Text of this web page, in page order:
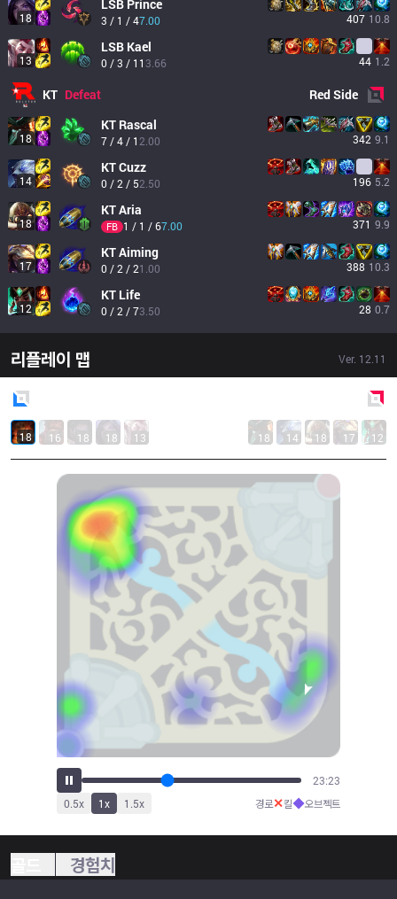
18
LSB Prince
3 / 1 / 47.00 407 10.8
13
LSB Kael
0 / 3 / 11 3.66 44 1.2
KT Defeat RedSide
18
KT Rascal
7 / 4 / 1 2.00 342 9.1
14
KTCuzz
0 / 2 / 52.50 196 5.2
18
KTAria
FB 1 / 1 / 67.00 371 9.9
17
KTAiming
0 / 2 / 21.00 388 10.3
12
KT Life
0 / 2 / 73.50 28 0.7
리플레이 맵 Ver. 12.11
18 16 18 18 13 18 14 18 17 12
25:09
0.5x 1x 1.5x 경로✕킬◆오브젝트
경험치